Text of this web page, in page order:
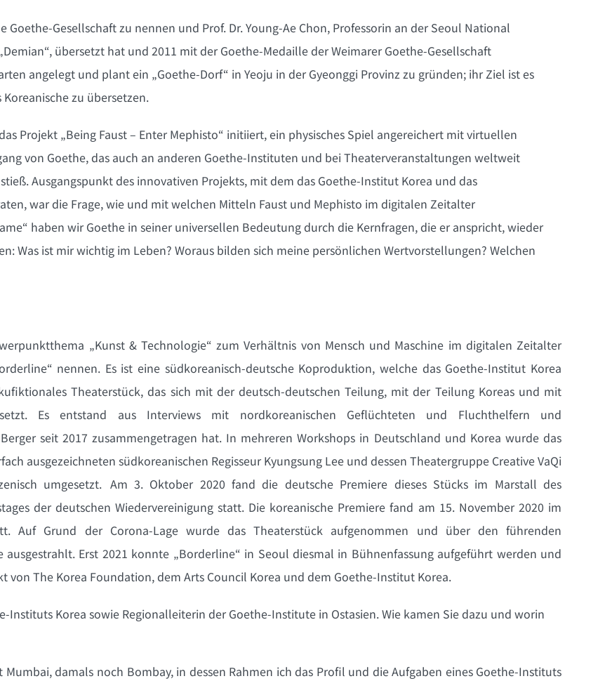
Gesellschaft zu nennen und Prof. Dr. Young-Ae Chon, Professorin an der Seoul National
übersetzt hat und 2011 mit der Goethe-Medaille der Weimarer Goethe-Gesellschaft
angelegt und plant ein „Goethe-Dorf“ in Yeoju in der Gyeonggi Provinz zu gründen; ihr Ziel ist es
zu übersetzen.
Projekt „Being Faust – Enter Mephisto“ initiiert, ein physisches Spiel angereichert mit virtuellen
von Goethe, das auch an anderen Goethe-Instituten und bei Theaterveranstaltungen weltweit
Ausgangspunkt des innovativen Projekts, mit dem das Goethe-Institut Korea und das
war die Frage, wie und mit welchen Mitteln Faust und Mephisto im digitalen Zeitalter
haben wir Goethe in seiner universellen Bedeutung durch die Kernfragen, die er anspricht, wieder
Was ist mir wichtig im Leben? Woraus bilden sich meine persönlichen Wertvorstellungen? Welchen
„Kunst & Technologie“ zum Verhältnis von Mensch und Maschine im digitalen Zeitalter
nennen. Es ist eine südkoreanisch-deutsche Koproduktion, welche das Goethe-Institut Korea
Theaterstück, das sich mit der deutsch-deutschen Teilung, mit der Teilung Koreas und mit
Es entstand aus Interviews mit nordkoreanischen Geflüchteten und Fluchthelfern und
seit 2017 zusammengetragen hat. In mehreren Workshops in Deutschland und Korea wurde das
ausgezeichneten südkoreanischen Regisseur Kyungsung Lee und dessen Theatergruppe Creative VaQi
umgesetzt. Am 3. Oktober 2020 fand die deutsche Premiere dieses Stücks im Marstall des
der deutschen Wiedervereinigung statt. Die koreanische Premiere fand am 15. November 2020 im
Auf Grund der Corona-Lage wurde das Theaterstück aufgenommen und über den führenden
ausgestrahlt. Erst 2021 konnte „Borderline“ in Seoul diesmal in Bühnenfassung aufgeführt werden und
von The Korea Foundation, dem Arts Council Korea und dem Goethe-Institut Korea.
Instituts Korea sowie Regionalleiterin der Goethe-Institute in Ostasien. Wie kamen Sie dazu und worin
damals noch Bombay, in dessen Rahmen ich das Profil und die Aufgaben eines Goethe-Instituts